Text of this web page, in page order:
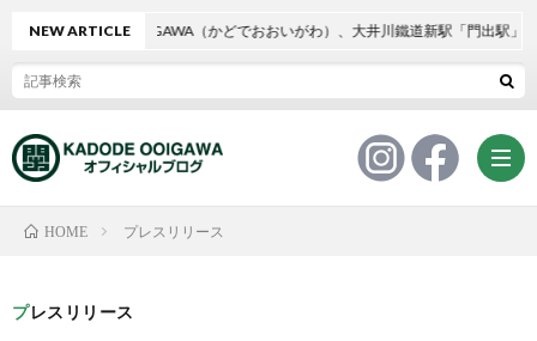
NEW ARTICLE
KADODE OOIGAWA（かどでおおいがわ）、大井川鐵道新駅「門出駅」、
HOME プレスリリース
プレスリリース